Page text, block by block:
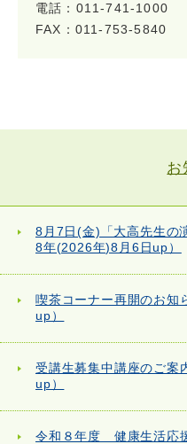
電話：011-741-1000
FAX：011-753-5840
お
8月7日(金)「大高先生の
8年(2026年)8月6日up）
喫茶コーナー再開のお知
up）
受講生募集中講座のご案
up）
令和８年度 健康生活応